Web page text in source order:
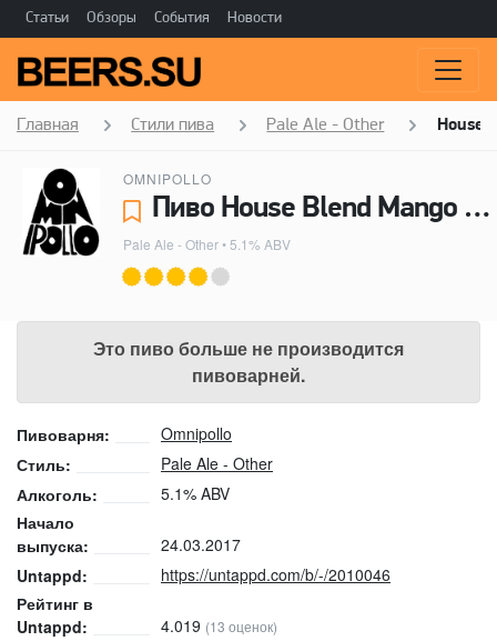
Статьи Обзоры События Новости
Главная Стили пива Pale Ale - Other House
OMNIPOLLO
Пиво House Blend Mango Citra Breakfast Pale - Omnipollo
Pale Ale - Other• 5.1% ABV
Это пиво больше не производится
пивоварней.
Пивоварня:
Omnipollo
Стиль:
Pale Ale - Other
Алкоголь:
5.1% ABV
Начало
выпуска:
24.03.2017
Untappd:
https://untappd.com/b/-/2010046
Рейтинг в
Untappd:
4.019 (13 оценок)